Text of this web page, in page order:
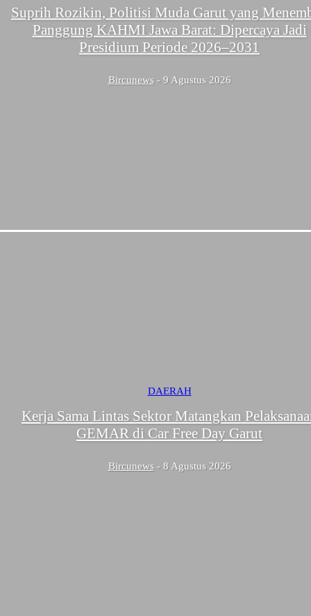
Suprih Rozikin, Politisi Muda Garut yang
Panggung KAHMI Jawa Barat: Dipercaya Jadi
Presidium Periode 2026–2031
Bircunews - 9 Agustus 2026
DAERAH
Kerja Sama Lintas Sektor Matangkan
GEMAR di Car Free Day Garut
Bircunews - 8 Agustus 2026